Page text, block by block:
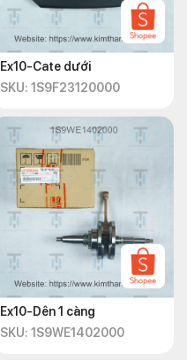
Ex10-Cate dưới
SKU: 1S9F23120000
Ex10-Dên 1 càng
SKU: 1S9WE1402000